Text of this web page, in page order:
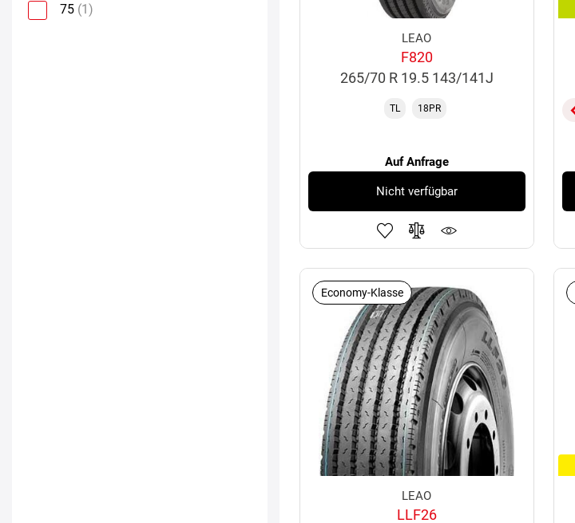
75 (1)
LEAO
F820
265/70 R 19.5 143/141J
TL 18PR
Auf Anfrage
Nicht verfügbar
Economy-Klasse
LEAO
LLF26